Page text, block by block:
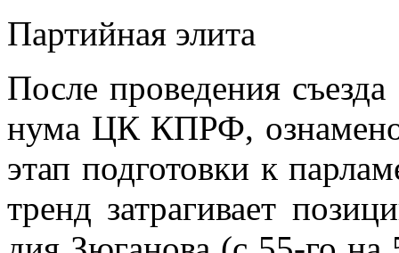
Пар­тий­ная эли­та
По­сле про­ве­де­ния
ну­ма ЦК КПРФ,
этап под­го­тов­ки к
тренд за­тра­ги­ва­ет